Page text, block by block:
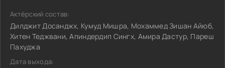
Актёрский состав:
Дилджит Досанджх, Кумуд Мишра, Мохаммед Зишан Айюб,
Хитен Теджвани, Апиндердип Сингх, Амира Дастур, Пареш
Пахуджа
Дата выхода: